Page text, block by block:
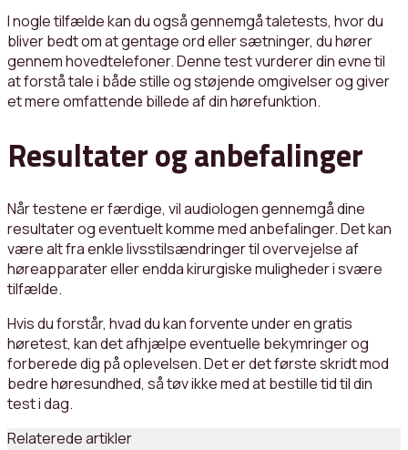
I nogle tilfælde kan du også gennemgå taletests, hvor du
bliver bedt om at gentage ord eller sætninger, du hører
gennem hovedtelefoner. Denne test vurderer din evne til
at forstå tale i både stille og støjende omgivelser og giver
et mere omfattende billede af din hørefunktion.
Resultater og anbefalinger
Når testene er færdige, vil audiologen gennemgå dine
resultater og eventuelt komme med anbefalinger. Det kan
være alt fra enkle livsstilsændringer til overvejelse af
høreapparater eller endda kirurgiske muligheder i svære
tilfælde.
Hvis du forstår, hvad du kan forvente under en gratis
høretest, kan det afhjælpe eventuelle bekymringer og
forberede dig på oplevelsen. Det er det første skridt mod
bedre høresundhed, så tøv ikke med at bestille tid til din
test i dag.
Relaterede artikler